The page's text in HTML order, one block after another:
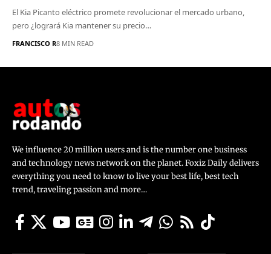
El Kia Picanto eléctrico promete revolucionar el mercado urbano,
pero ¿logrará Kia mantener su precio…
FRANCISCO R8 MIN READ
We influence 20 million users and is the number one business
and technology news network on the planet. Foxiz Daily delivers
everything you need to know to live your best life, best tech
trend, traveling passion and more…